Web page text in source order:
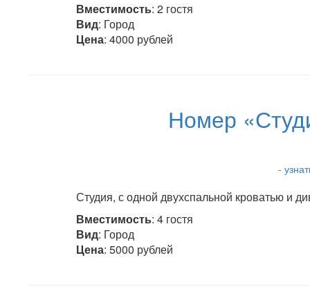
Вместимость: 2 гостя
Вид: Город
Цена: 4000 рублей
Номер
-
Студия, с одной двухспальной кроватью и
Вместимость: 4 гостя
Вид: Город
Цена: 5000 рублей